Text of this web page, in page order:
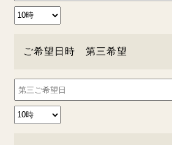
ご希望日時 第三希望